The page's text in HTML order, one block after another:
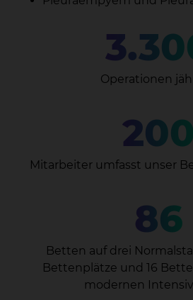
Operationen
200
Mitarbeiter umfasst unser
86
Betten auf drei
Bettenplätze und 16
modernen